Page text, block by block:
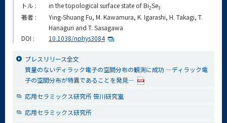
トル :
in the topological surface state of Bi2Se3
著者 :
Ying-Shuang Fu, M. Kawamura, K. Igarashi, H. Takagi, T.
Hanaguri and T. Sasagawa
DOI :
10.1038/nphys3084
プレスリリース全文
質量のないディラック電子の空間分布の観測に成功 ―ディラック電
子の空間分布が特異であることを発見―
応用セラミックス研究所 笹川研究室
応用セラミックス研究所